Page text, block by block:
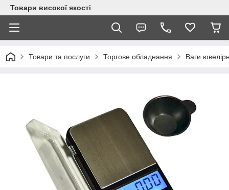
Товари високої якості
Товари та послуги Торгове обладнання Ваги